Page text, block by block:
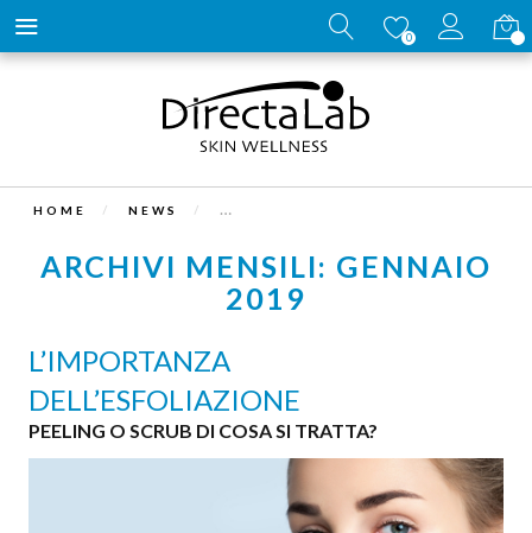
0
HOME NEWS
ARCHIVI MENSILI: GENNAIO
2019
L’IMPORTANZA
DELL’ESFOLIAZIONE
PEELING O SCRUB DI COSA SI TRATTA?